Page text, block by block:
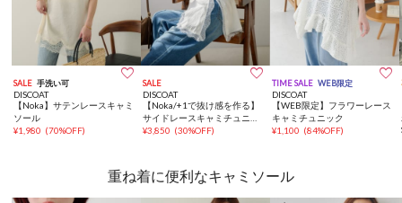
SALE 手洗い可 
DISCOAT
【Noka】サテンレースキャミ
ソール
¥1,980 (70%OFF)
SALE 
DISCOAT
【Noka/+1で抜け感を作る】
サイドレースキャミチュニッ
ク
¥3,850 (30%OFF)
TIME SALE WEB限定 
DISCOAT
【WEB限定】フラワーレース
キャミチュニック
¥1,100 (84%OFF)
重ね着に便利なキャミソール